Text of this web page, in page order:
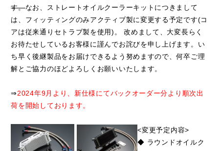
す。なお、ストレートオイルクーラーキットにつきまして
は、フィッティングのみアクティブ製に変更する予定です(コ
アは従来通りセトラブ製を使用)。 改めまして、大変長らく
お待たせしているお客様に謹んでお詫びを申し上げます。い
ち早く後継製品をお届けできるよう努めますので、何卒ご理
解とご協力のほどよろしくお願いいたします。
⇒2024年9月より、新仕様にてバックオーダー分より順次出
荷を開始しております。
<変更予定内容>
◆ ラウンドオイルク